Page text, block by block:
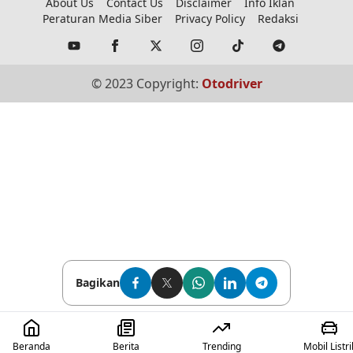
Bagikan
Peraturan Media Siber
Privacy Policy Redaksi
© 2023 Copyright: Otodriver
Beranda Berita Trending Mobil